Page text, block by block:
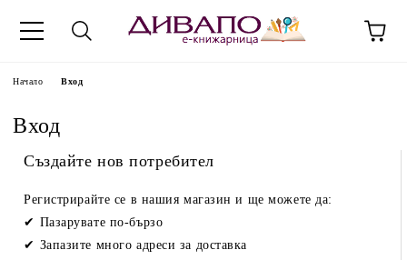
Начало Вход
Вход
Създайте нов потребител
Регистрирайте се в нашия магазин и ще можете да:
Пазарувате по-бързо
Запазите много адреси за доставка